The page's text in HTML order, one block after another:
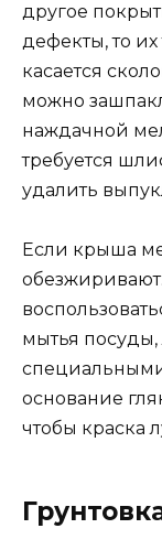
другое
дефекты, то их
касается
можно
наждачной
требуется
удалить
Если крыша
мытья
основание
чтобы краска